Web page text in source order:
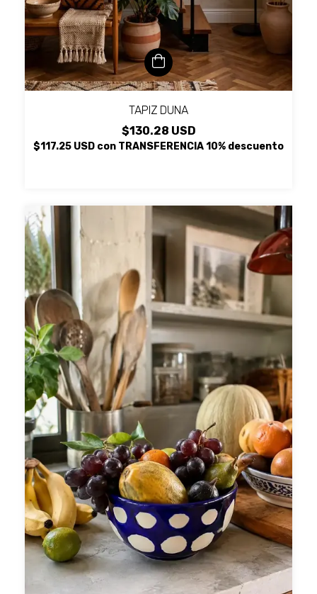
TAPIZ DUNA
$130.28 USD
$117.25 USD con TRANSFERENCIA 10% descuento